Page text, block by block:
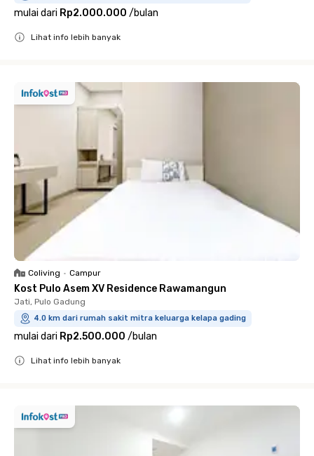
mulai dari Rp2.000.000 /bulan
Lihat info lebih banyak
Coliving • Campur
Kost Pulo Asem XV Residence Rawamangun
Jati, Pulo Gadung
4.0 km dari rumah sakit mitra keluarga kelapa gading
mulai dari Rp2.500.000 /bulan
Lihat info lebih banyak